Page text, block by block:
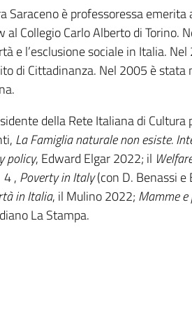
Saraceno è professoressa
al Collegio Carlo Alberto di Torino.
e l’esclusione sociale in Italia.
di Cittadinanza. Nel 2005 è
della Rete Italiana di Cultura
La Famiglia naturale non esiste.
policy, Edward Elgar 2022; il
, Poverty in Italy(con D. Benassi e
in Italia, il Mulino 2022; Mamme e
La Stampa.